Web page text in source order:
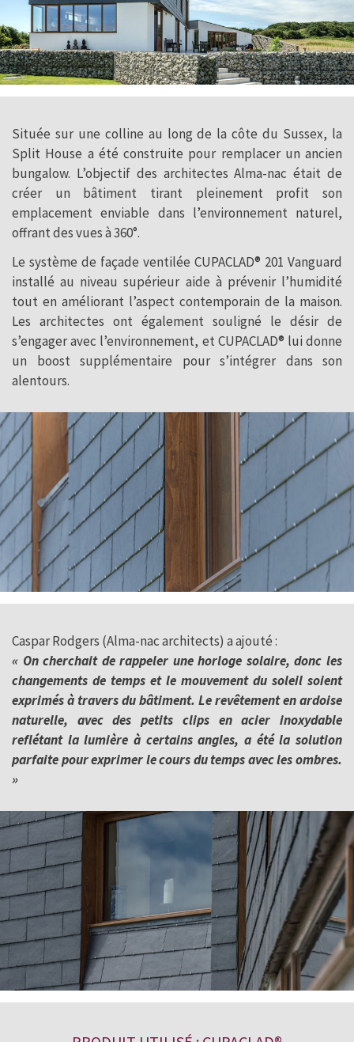
Située sur une colline au long de la côte du Sussex, la
Split House a été construite pour remplacer un ancien
bungalow. L’objectif des architectes Alma-nac était de
créer un bâtiment tirant pleinement profit son
emplacement enviable dans l’environnement naturel,
offrant des vues à 360°.
Le système de façade ventilée CUPACLAD® 201 Vanguard
installé au niveau supérieur aide à prévenir l’humidité
tout en améliorant l’aspect contemporain de la maison.
Les architectes ont également souligné le désir de
s’engager avec l’environnement, et CUPACLAD® lui donne
un boost supplémentaire pour s’intégrer dans son
alentours.
Caspar Rodgers (Alma-nac architects) a ajouté :
« On cherchait de rappeler une horloge solaire, donc les
changements de temps et le mouvement du soleil soient
exprimés à travers du bâtiment. Le revêtement en ardoise
naturelle, avec des petits clips en acier inoxydable
reflétant la lumière à certains angles, a été la solution
parfaite pour exprimer le cours du temps avec les ombres.
»